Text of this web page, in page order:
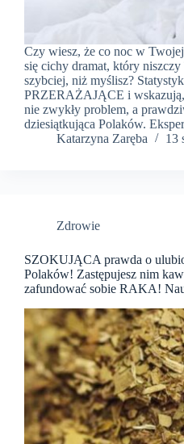
Czy wiesz, że co noc w
się cichy dramat, który
szybciej, niż myślisz?
PRZERAŻAJĄCE i wskazują,
nie zwykły problem, a
dziesiątkująca Polaków.
Katarzyna Zaręba
13
Zdrowie
SZOKUJĄCA prawda o
Polaków! Zastępujesz nim
zafundować sobie RAKA!